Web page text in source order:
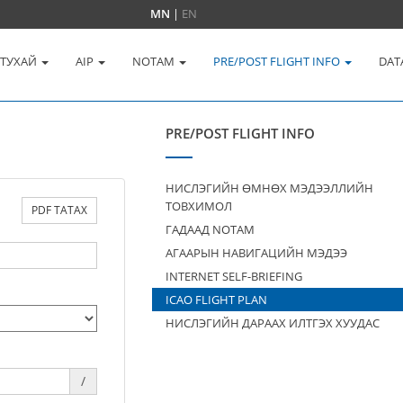
MN | EN
AIP NOTAM PRE/POST FLIGHT INFO
PDF ТАТАХ
/
PRE/POST FLIGHT INFO
НИСЛЭГИЙН ӨМНӨХ МЭДЭЭЛЛИЙН
ТОВХИМОЛ
ГАДААД NOTAM
АГААРЫН НАВИГАЦИЙН МЭДЭЭ
INTERNET SELF-BRIEFING
ICAO FLIGHT PLAN
НИСЛЭГИЙН ДАРААХ ИЛТГЭХ ХУУДАС